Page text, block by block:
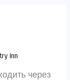
Inn
через